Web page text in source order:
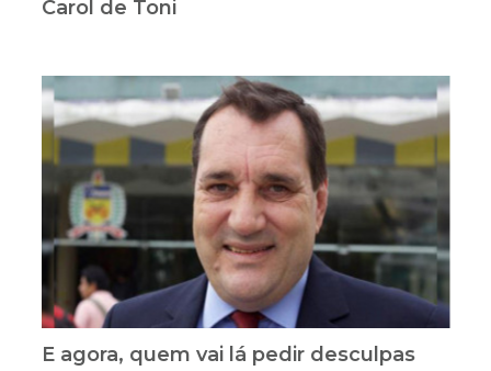
Carol de Toni
E agora, quem vai lá pedir desculpas